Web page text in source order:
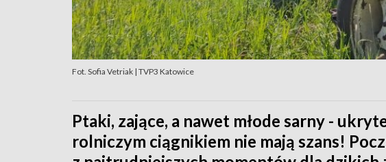
Fot. Sofia Vetriak | TVP3 Katowice
Ptaki, zające, a nawet młode sarny -
rolniczym ciągnikiem nie mają szans!